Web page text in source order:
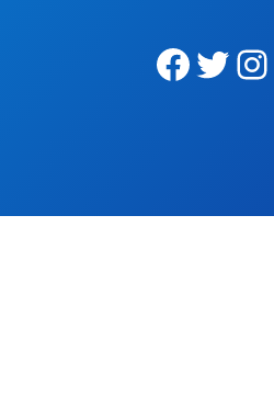
Facebook Twitter Instagram